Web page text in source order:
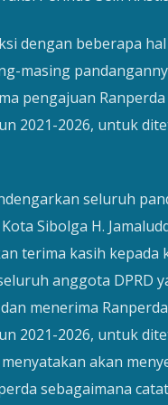
dengan beberapa
masing
pengajuan Ranperda
2021-2026, untuk
seluruh
Sibolga H.
terima kasih kepada
anggota DPRD
menerima
2021-2026, untuk
menyatakan akan
sebagaimana